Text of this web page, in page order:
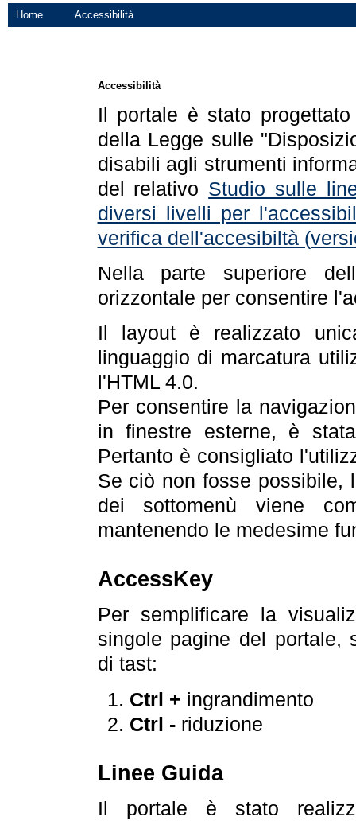
Home Accessibilità
Accessibilità
Il portale è stato
della Legge sulle
disabili agli strumenti
del relativo Studio sulle
diversi livelli per
verifica dell'accesibiltà
Nella parte superiore
orizzontale per consentire
Il layout è realizzato
linguaggio di marcatura
l'HTML 4.0.
Per consentire la
in finestre esterne, è
Pertanto è consigliato
Se ciò non fosse possibile,
dei sottomenù viene
mantenendo le medesime
AccessKey
Per semplificare la
singole pagine del portale,
di tast:
Ctrl + ingrandimento
Ctrl -riduzione
Linee Guida
Il portale è stato